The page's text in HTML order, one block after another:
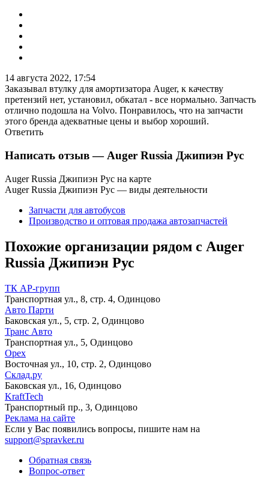
14 августа 2022, 17:54
Заказывал втулку для амортизатора Auger, к качеству
претензий нет, установил, обкатал - все нормально. Запчасть
отлично подошла на Volvo. Понравилось, что на запчасти
этого бренда адекватные цены и выбор хороший.
Ответить
Написать отзыв— Auger Russia Джипиэн Рус
Auger Russia Джипиэн Рус на карте
Auger Russia Джипиэн Рус — виды деятельности
Запчасти для автобусов
Производство и оптовая продажа автозапчастей
Похожие организации рядом с Auger
Russia Джипиэн Рус
ТК АР-групп
Транспортная ул., 8, стр. 4, Одинцово
Авто Парти
Баковская ул., 5, стр. 2, Одинцово
Транс Авто
Транспортная ул., 5, Одинцово
Орех
Восточная ул., 10, стр. 2, Одинцово
Склад.ру
Баковская ул., 16, Одинцово
KraftTech
Транспортный пр., 3, Одинцово
Реклама на сайте
Если у Вас появились вопросы, пишите нам на
support@spravker.ru
Обратная связь
Вопрос-ответ